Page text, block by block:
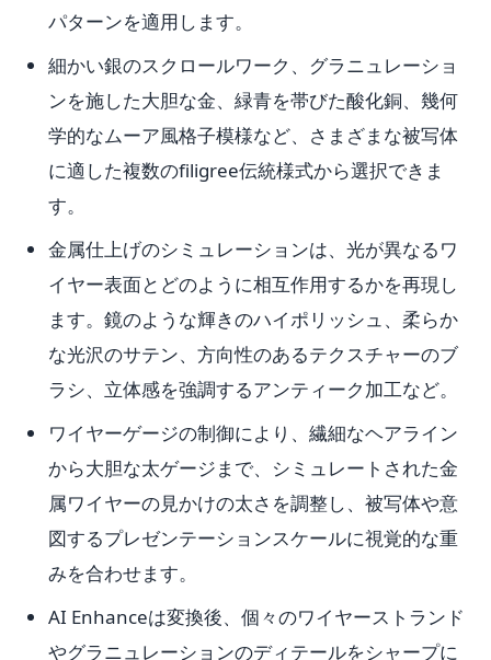
パターンを適用します。
細かい銀のスクロールワーク、グラニュレーショ
ンを施した大胆な金、緑青を帯びた酸化銅、幾何
学的なムーア風格子模様など、さまざまな被写体
に適した複数のfiligree伝統様式から選択できま
す。
金属仕上げのシミュレーションは、光が異なるワ
イヤー表面とどのように相互作用するかを再現し
ます。鏡のような輝きのハイポリッシュ、柔らか
な光沢のサテン、方向性のあるテクスチャーのブ
ラシ、立体感を強調するアンティーク加工など。
ワイヤーゲージの制御により、繊細なヘアライン
から大胆な太ゲージまで、シミュレートされた金
属ワイヤーの見かけの太さを調整し、被写体や意
図するプレゼンテーションスケールに視覚的な重
みを合わせます。
AI Enhanceは変換後、個々のワイヤーストランド
やグラニュレーションのディテールをシャープに